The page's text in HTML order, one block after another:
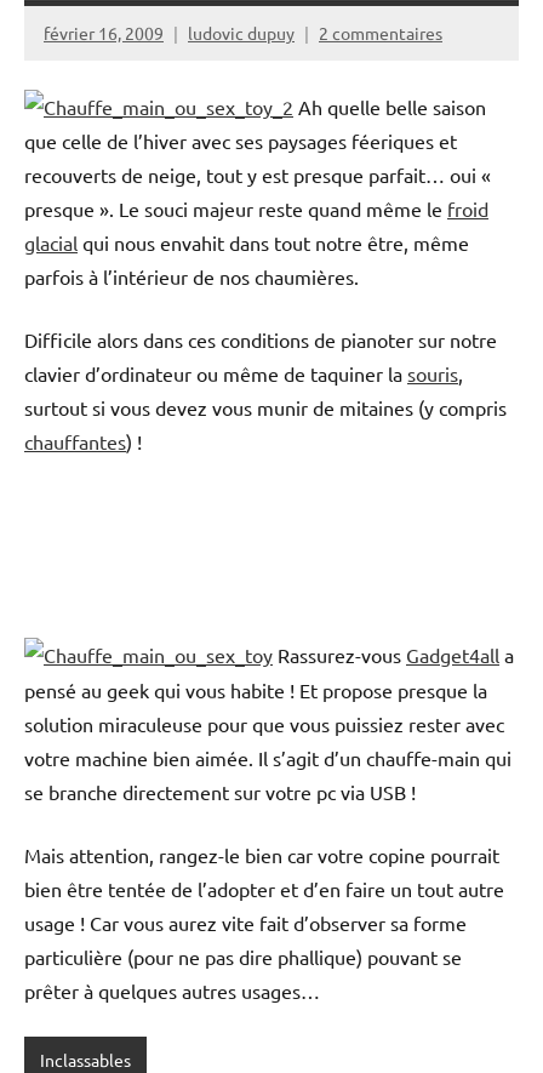
février 16, 2009 ludovic dupuy 2 commentaires
Ah quelle belle saison
que celle de l’hiver avec ses paysages féeriques et
recouverts de neige, tout y est presque parfait… oui «
presque ». Le souci majeur reste quand même le froid
glacial qui nous envahit dans tout notre être, même
parfois à l’intérieur de nos chaumières.
Difficile alors dans ces conditions de pianoter sur notre
clavier d’ordinateur ou même de taquiner la souris,
surtout si vous devez vous munir de mitaines (y compris
chauffantes) !
Rassurez-vous Gadget4all a
pensé au geek qui vous habite ! Et propose presque la
solution miraculeuse pour que vous puissiez rester avec
votre machine bien aimée. Il s’agit d’un chauffe-main qui
se branche directement sur votre pc via USB !
Mais attention, rangez-le bien car votre copine pourrait
bien être tentée de l’adopter et d’en faire un tout autre
usage ! Car vous aurez vite fait d’observer sa forme
particulière (pour ne pas dire phallique) pouvant se
prêter à quelques autres usages…
Inclassables